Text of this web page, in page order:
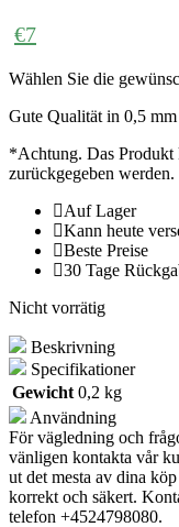
€7
Wählen Sie die
Gute Qualität in 0,5
*Achtung. Das Produkt
zurückgegeben werden.
Auf Lager
Kann heute
Beste Preise
30 Tage
Nicht vorrätig
Beskrivning
Specifikationer
Gewicht 0,2 kg
Användning
För vägledning och
vänligen kontakta vår
ut det mesta av dina
korrekt och säkert.
telefon +4524798080.